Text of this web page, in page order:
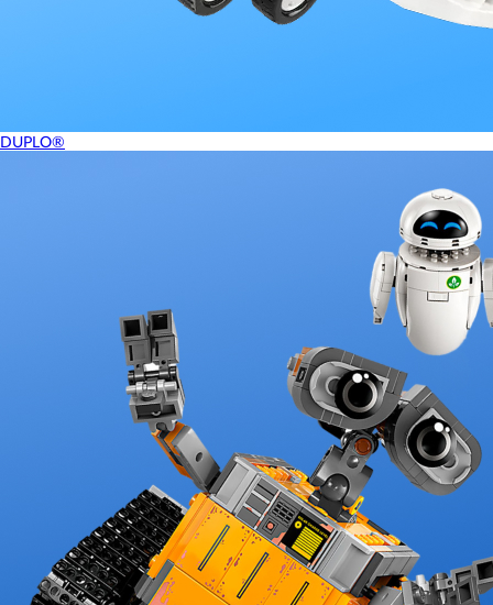
DUPLO®